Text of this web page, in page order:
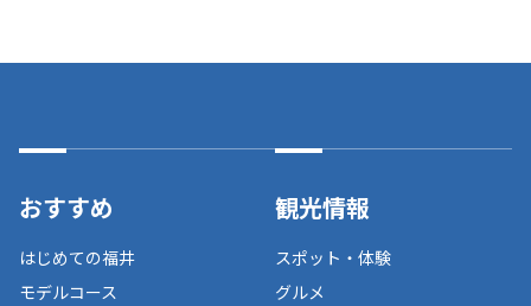
おすすめ
はじめての福井
モデルコース
観光情報
スポット・体験
グルメ